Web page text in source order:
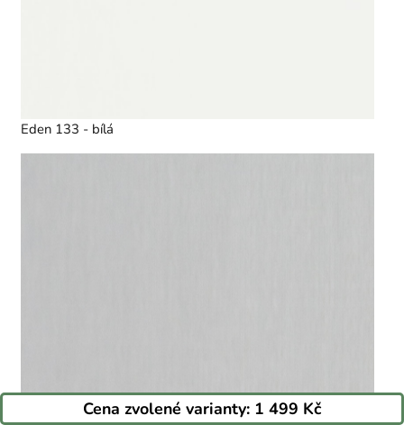
Eden 133 - bílá
Cena zvolené varianty: 1 499 Kč